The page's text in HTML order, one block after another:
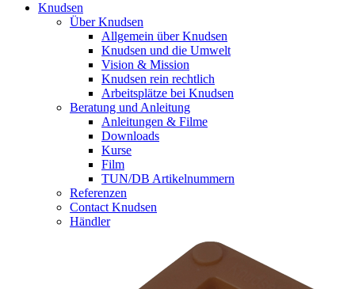
Knudsen
Über Knudsen
Allgemein über Knudsen
Knudsen und die Umwelt
Vision & Mission
Knudsen rein rechtlich
Arbeitsplätze bei Knudsen
Beratung und Anleitung
Anleitungen & Filme
Downloads
Kurse
Film
TUN/DB Artikelnummern
Referenzen
Contact Knudsen
Händler